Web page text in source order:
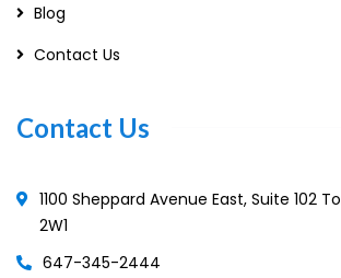
Blog
Contact Us
Contact Us
1100 Sheppard Avenue East, Suite 102
2W1
647-345-2444